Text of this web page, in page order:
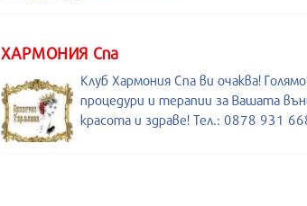
ХАРМОНИЯ Спа
Клуб Хармония Спа ви очаква!
процедури и терапии за Вашата
красота и здраве! Тел.: 0878 931